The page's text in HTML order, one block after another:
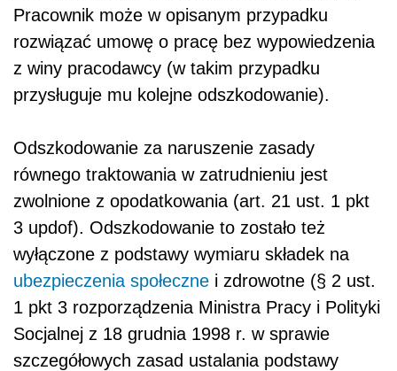
Pracownik może w opisanym przypadku
rozwiązać umowę o pracę bez wypowiedzenia
z winy pracodawcy (w takim przypadku
przysługuje mu kolejne odszkodowanie).
Odszkodowanie za naruszenie zasady
równego traktowania w zatrudnieniu jest
zwolnione z opodatkowania (art. 21 ust. 1 pkt
3 updof). Odszkodowanie to zostało też
wyłączone z podstawy wymiaru składek na
ubezpieczenia społeczne i zdrowotne (§ 2 ust.
1 pkt 3 rozporządzenia Ministra Pracy i Polityki
Socjalnej z 18 grudnia 1998 r. w sprawie
szczegółowych zasad ustalania podstawy